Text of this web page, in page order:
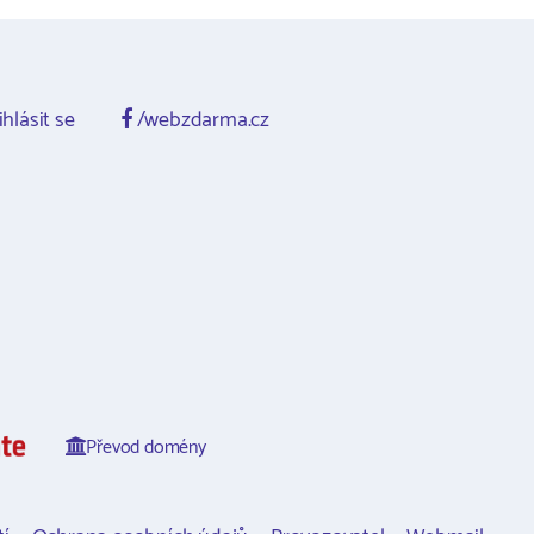
se /webzdarma.cz
Převod domény